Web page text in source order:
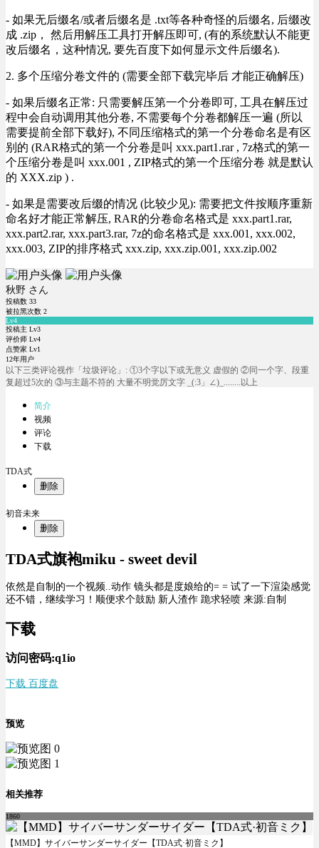
- 如果无后缀名/或者后缀名是 .txt等各种奇怪的后缀名, 后缀改
成 .zip， 然后用解压工具打开解压即可, (有的系统默认不能更
改后缀名，这种情况, 要先百度下如何显示文件后缀名).
2. 多个压缩分卷文件的 (需要全部下载完毕后 才能正确解压)
- 如果后缀名正常: 只需要解压第一个分卷即可, 工具在解压过
程中会自动调用其他分卷, 不需要每个分卷都解压一遍 (所以
需要提前全部下载好), 不同压缩格式的第一个分卷命名是有区
别的 (RAR格式的第一个分卷是叫 xxx.part1.rar , 7z格式的第一
个压缩分卷是叫 xxx.001 , ZIP格式的第一个压缩分卷 就是默认
的 XXX.zip ) .
- 如果是需要改后缀的情况 (比较少见): 需要把文件按顺序重新
命名好才能正常解压, RAR的分卷命名格式是 xxx.part1.rar,
xxx.part2.rar, xxx.part3.rar, 7z的命名格式是 xxx.001, xxx.002,
xxx.003, ZIP的排序格式 xxx.zip, xxx.zip.001, xxx.zip.002
秋野 さん
投稿数 33
被拉黑次数 2
Lv4
投稿主 Lv3
评价师 Lv4
点赞家 Lv1
12年用户
以下三类评论视作「垃圾评论」: ①3个字以下或无意义 虚假的 ②同一个字、段重
复超过5次的 ③与主题不符的 大量不明觉厉文字 _(:3」∠)_........以上
简介
视频
评论
下载
TDA式
删除
初音未来
删除
TDA式旗袍miku - sweet devil
依然是自制的一个视频..动作 镜头都是度娘给的= = 试了一下渲染感觉
还不错，继续学习！顺便求个鼓励 新人渣作 跪求轻喷 来源:自制
下载
访问密码:q1io
下载 百度盘
预览
相关推荐
1860
【MMD】サイバーサンダーサイダー【TDA式·初音ミク】